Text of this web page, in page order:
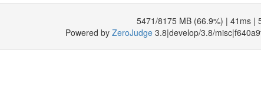
5471/8175 MB (66.9%) | 41ms |
Powered by ZeroJudge 3.8|develop/3.8/